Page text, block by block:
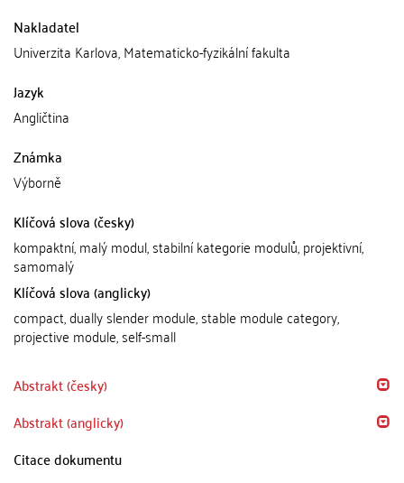
Nakladatel
Univerzita Karlova, Matematicko-fyzikální fakulta
Jazyk
Angličtina
Známka
Výborně
Klíčová slova (česky)
kompaktní, malý modul, stabilní kategorie modulů, projektivní,
samomalý
Klíčová slova (anglicky)
compact, dually slender module, stable module category,
projective module, self-small
Abstrakt (česky)
Abstrakt (anglicky)
Citace dokumentu